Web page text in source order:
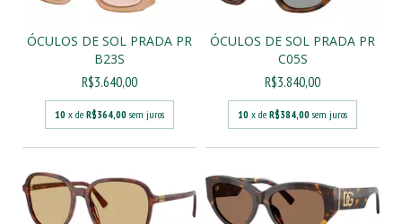
ÓCULOS DE SOL PRADA PR
B23S
R$3.640,00
10 x de R$364,00 sem juros
ÓCULOS DE SOL PRADA PR
C05S
R$3.840,00
10 x de R$384,00 sem juros